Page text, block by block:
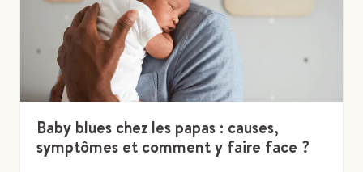
Baby blues chez les papas : causes,
symptômes et comment y faire face ?